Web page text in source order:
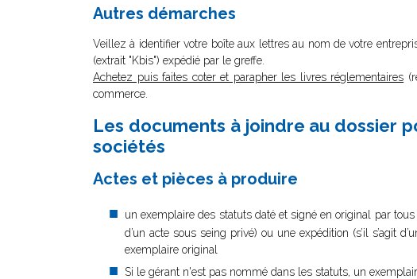
Autres démarches
Veillez à identifier votre boîte aux lettres au nom de votre
(extrait "Kbis") expédié par le greffe.
Achetez puis faites coter et parapher les livres réglementaires
commerce.
Les documents à joindre au dossier
sociétés
Actes et pièces à produire
un exemplaire des statuts daté et signé en original par
d’un acte sous seing privé) ou une expédition (s’il s’agit
exemplaire original
Si le gérant n'est pas nommé dans les statuts, un